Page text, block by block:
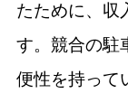
たために、収
す。競合の駐
便性を持って